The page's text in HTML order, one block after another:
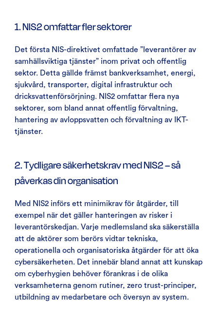
1. NIS2 omfattar fler sektorer
Det första NIS-direktivet omfattade ”leverantörer av
samhällsviktiga tjänster” inom privat och offentlig
sektor. Detta gällde främst bankverksamhet, energi,
sjukvård, transporter, digital infrastruktur och
dricksvattenförsörjning. NIS2 omfattar flera nya
sektorer, som bland annat offentlig förvaltning,
hantering av avloppsvatten och förvaltning av IKT-
tjänster.
2. Tydligare säkerhetskrav med NIS2 – så
påverkas din organisation
Med NIS2 införs ett minimikrav för åtgärder, till
exempel när det gäller hanteringen av risker i
leverantörskedjan. Varje medlemsland ska säkerställa
att de aktörer som berörs vidtar tekniska,
operationella och organisatoriska åtgärder för att öka
cybersäkerheten. Det innebär bland annat att kunskap
om cyberhygien behöver förankras i de olika
verksamheterna genom rutiner, zero trust-principer,
utbildning av medarbetare och översyn av system.